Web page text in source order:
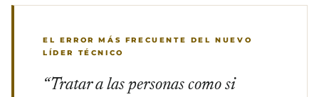
EL ERROR MÁS FRECUENTE DEL NUEVO
LÍDER TÉCNICO
“Tratar a las personas como si